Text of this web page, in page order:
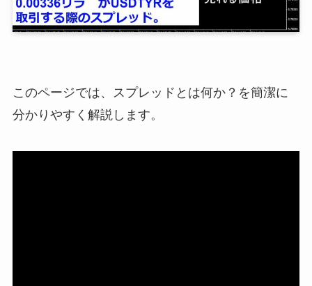
このページでは、スプレッドとは何か？を簡潔に
分かりやすく解説します。